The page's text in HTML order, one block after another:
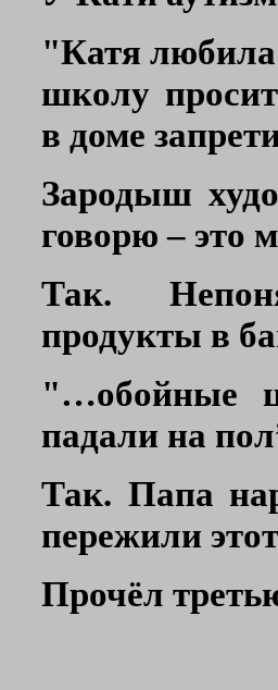
"Катя любила
школу
в доме
Зародыш
говорю – это
Так.
продукты в
"…обойные
падали на
Так. Папа
пережили
Прочёл